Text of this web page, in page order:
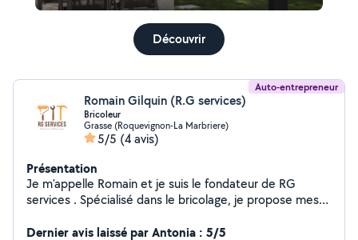
Découvrir
Auto-entrepreneur
Romain Gilquin (R.G services)
Bricoleur
Grasse (Roquevignon-La Marbriere)
5/5 (4 avis)
Présentation
Je m'appelle Romain et je suis le fondateur de RG
services . Spécialisé dans le bricolage, je propose mes
de meubles, réparations, installations, petits travaux de
Dernier avis laissé par Antonia : 5/5